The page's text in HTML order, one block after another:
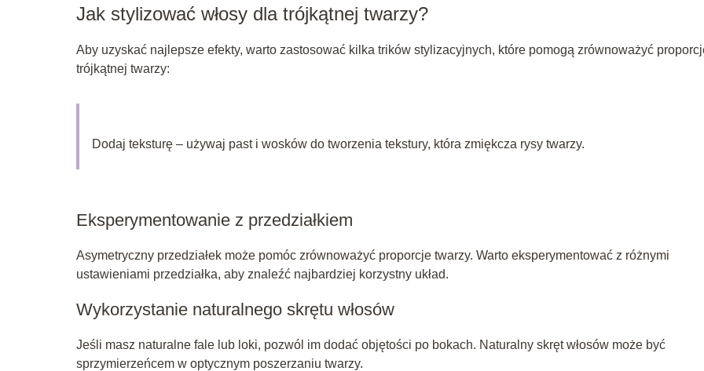
Jak stylizować włosy dla trójkątnej twarzy?
Aby uzyskać najlepsze efekty, warto zastosować kilka trików stylizacyjnych, które pomogą zrównoważyć
trójkątnej twarzy:
Dodaj teksturę – używaj past i wosków do tworzenia tekstury, która zmiękcza rysy twarzy.
Eksperymentowanie z przedziałkiem
Asymetryczny przedziałek może pomóc zrównoważyć proporcje twarzy. Warto eksperymentować z różnymi
ustawieniami przedziałka, aby znaleźć najbardziej korzystny układ.
Wykorzystanie naturalnego skrętu włosów
Jeśli masz naturalne fale lub loki, pozwól im dodać objętości po bokach. Naturalny skręt włosów może być
sprzymierzeńcem w optycznym poszerzaniu twarzy.